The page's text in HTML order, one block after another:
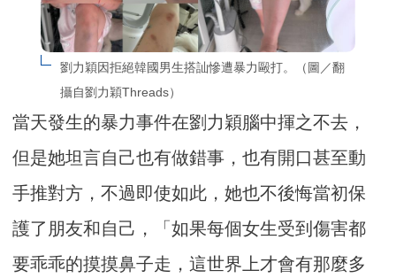
劉力穎因拒絕韓國男生搭訕慘遭暴力毆打。（圖／翻
攝自劉力穎Threads）
當天發生的暴力事件在劉力穎腦中揮之不去，
但是她坦言自己也有做錯事，也有開口甚至動
手推對方，不過即使如此，她也不後悔當初保
護了朋友和自己，「如果每個女生受到傷害都
要乖乖的摸摸鼻子走，這世界上才會有那麼多